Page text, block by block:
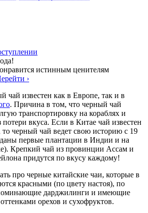
истинным ценителям
›
чай известен как в Европе, так и в
. Причина в том, что черный чай
транспортировку на кораблях и
потери вкуса. Если в Китае чай известен
то черный чай ведет свою историю с 19
первые плантации в Индии и на
Крепкий чай из провинции Ассам и
придутся по вкусу каждому!
про черные китайские чаи, которые в
красными (по цвету настоя), по
дарджилинги и имеющие
орехов и сухофруктов.